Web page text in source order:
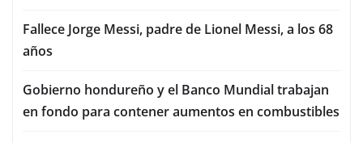
Fallece Jorge Messi, padre de Lionel Messi, a los 68
años
Gobierno hondureño y el Banco Mundial trabajan
en fondo para contener aumentos en combustibles